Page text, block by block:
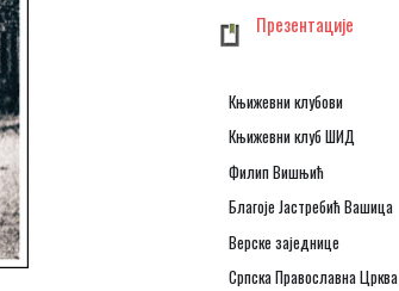
Презентације
Књижевни клубови
Књижевни клуб ШИД
Филип Вишњић
Благоје Јастребић Вашица
Верске заједнице
Српска Православна Црква